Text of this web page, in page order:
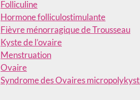
Folliculine
Hormone folliculostimulante
Fièvre ménorragique de Trousseau
Kyste de l’ovaire
Menstruation
Ovaire
Syndrome des Ovaires